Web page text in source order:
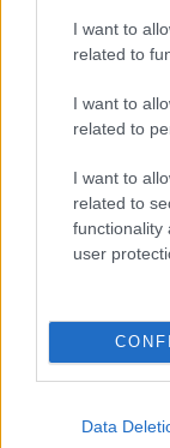
I want to
related to
I want to
related to
I want to
related to
functionality
user
Data
Film Magyar